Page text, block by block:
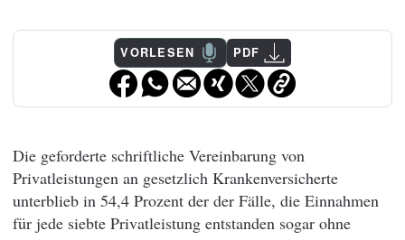
VORLESEN PDF
Die geforderte schriftliche Vereinbarung von
Privatleistungen an gesetzlich Krankenversicherte
unterblieb in 54,4 Prozent der der Fälle, die Einnahmen
für jede siebte Privatleistung entstanden sogar ohne